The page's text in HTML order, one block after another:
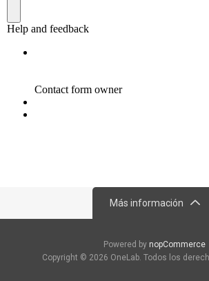
Más información
Powered by nopCommerce
Copyright © 2026 OneLab. Todos los